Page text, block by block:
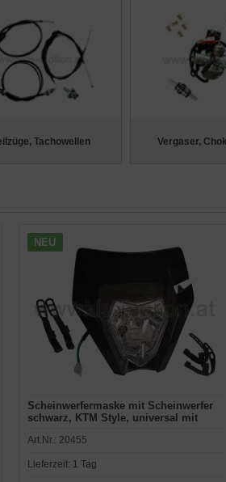
Tachowellen Vergaser,
NEU
Scheinwerfermaske mit Scheinwerfer
schwarz, KTM Style, universal mit
Art.Nr.: 20455
Lieferzeit: 1 Tag